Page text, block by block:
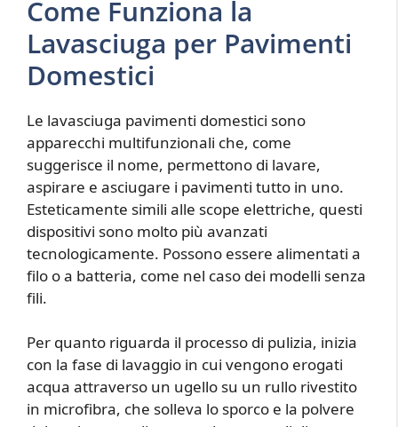
Come Funziona la
Lavasciuga per Pavimenti
Domestici
Le lavasciuga pavimenti domestici sono
apparecchi multifunzionali che, come
suggerisce il nome, permettono di lavare,
aspirare e asciugare i pavimenti tutto in uno.
Esteticamente simili alle scope elettriche, questi
dispositivi sono molto più avanzati
tecnologicamente. Possono essere alimentati a
filo o a batteria, come nel caso dei modelli senza
fili.
Per quanto riguarda il processo di pulizia, inizia
con la fase di lavaggio in cui vengono erogati
acqua attraverso un ugello su un rullo rivestito
in microfibra, che solleva lo sporco e la polvere